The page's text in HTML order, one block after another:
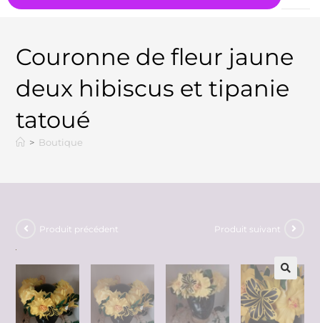
Couronne de fleur jaune
deux hibiscus et tipanie
tatoué
> Boutique
Produit précédent Produit suivant